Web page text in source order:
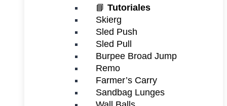
📘 Tutoriales
Skierg
Sled Push
Sled Pull
Burpee Broad Jump
Remo
Farmer’s Carry
Sandbag Lunges